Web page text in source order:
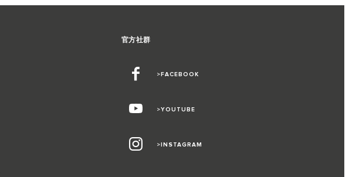
官方社群
>FACEBOOK
>YOUTUBE
>INSTAGRAM